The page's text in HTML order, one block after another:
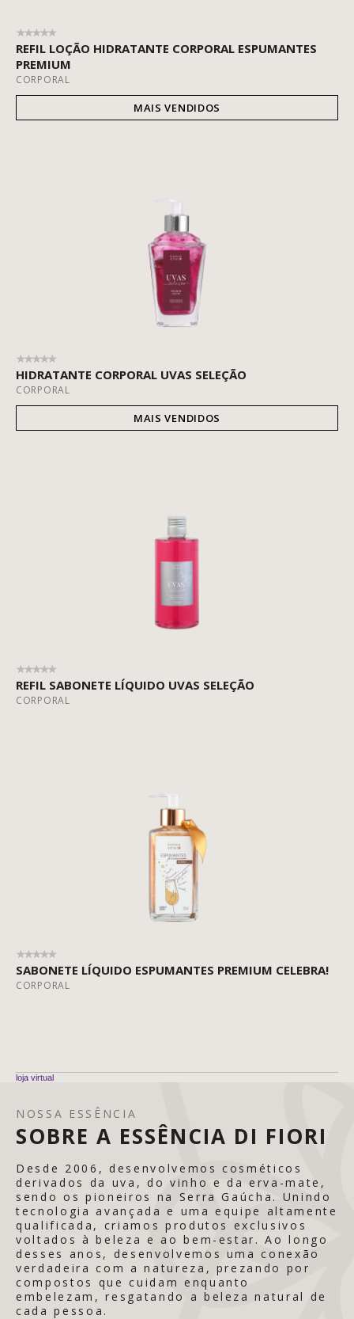
REFIL LOÇÃO HIDRATANTE CORPORAL ESPUMANTES
PREMIUM
CORPORAL
MAIS VENDIDOS
HIDRATANTE CORPORAL UVAS SELEÇÃO
CORPORAL
MAIS VENDIDOS
REFIL SABONETE LÍQUIDO UVAS SELEÇÃO
CORPORAL
SABONETE LÍQUIDO ESPUMANTES PREMIUM CELEBRA!
CORPORAL
loja virtual
NOSSA ESSÊNCIA
SOBRE A ESSÊNCIA DI FIORI
Desde 2006, desenvolvemos cosméticos
derivados da uva, do vinho e da erva-mate,
sendo os pioneiros na Serra Gaúcha. Unindo
tecnologia avançada e uma equipe altamente
qualificada, criamos produtos exclusivos
voltados à beleza e ao bem-estar. Ao longo
desses anos, desenvolvemos uma conexão
verdadeira com a natureza, prezando por
compostos que cuidam enquanto
embelezam, resgatando a beleza natural de
cada pessoa.